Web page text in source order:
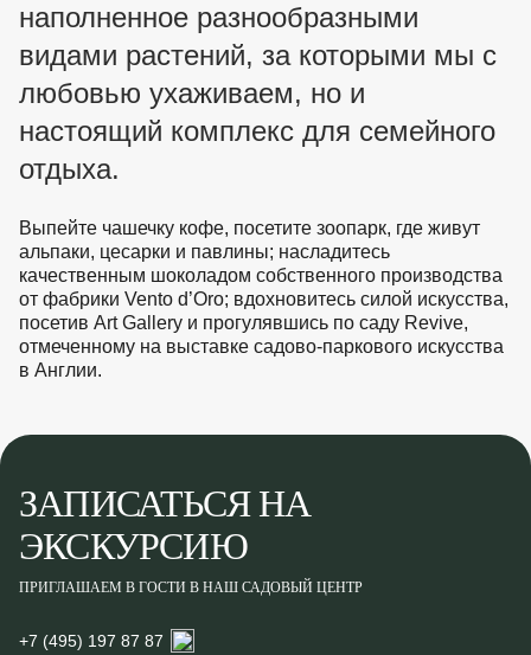
наполненное разнообразными
видами растений, за которыми мы с
любовью ухаживаем, но и
настоящий комплекс для семейного
отдыха.
Выпейте чашечку кофе, посетите зоопарк, где живут
альпаки, цесарки и павлины; насладитесь
качественным шоколадом собственного производства
от фабрики Vento d’Oro; вдохновитесь силой искусства,
посетив Art Gallery и прогулявшись по саду Revive,
отмеченному на выставке садово-паркового искусства
в Англии.
ЗАПИСАТЬСЯ НА
ЭКСКУРСИЮ
ПРИГЛАШАЕМ В ГОСТИ В НАШ САДОВЫЙ ЦЕНТР
+7 (495) 197 87 87